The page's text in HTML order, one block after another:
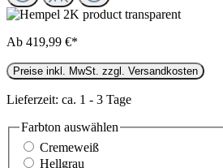
Ab 419,99 €*
Preise inkl. MwSt. zzgl. Versandkosten
Lieferzeit: ca. 1 - 3 Tage
Farbton auswählen
Cremeweiß
Hellgrau